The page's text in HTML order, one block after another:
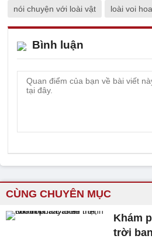
nói chuyện với loài vật loài voi
Bình luận
CÙNG CHUYÊN MỤC
Khám
trời